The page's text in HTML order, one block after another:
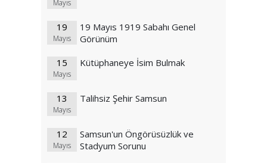
Mayıs
19
Mayıs
19 Mayıs 1919 Sabahı Genel
Görünüm
15
Mayıs
Kütüphaneye İsim Bulmak
13
Mayıs
Talihsiz Şehir Samsun
12
Mayıs
Samsun'un Öngörüsüzlük ve
Stadyum Sorunu